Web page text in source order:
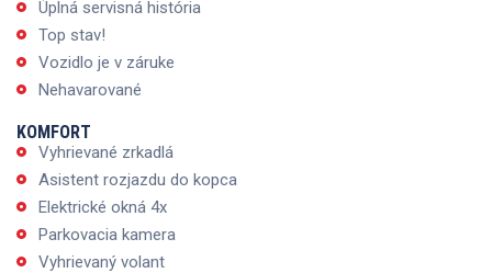
Úplná servisná história
Top stav!
Vozidlo je v záruke
Nehavarované
KOMFORT
Vyhrievané zrkadlá
Asistent rozjazdu do kopca
Elektrické okná 4x
Parkovacia kamera
Vyhrievaný volant